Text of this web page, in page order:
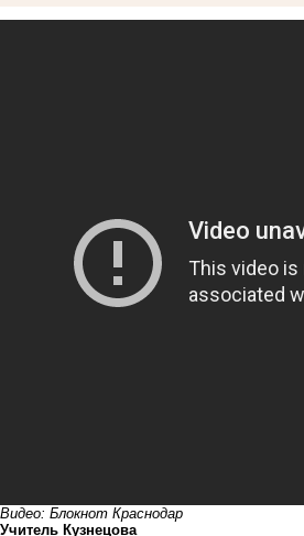
Видео: Блокнот Краснодар
Учитель Кузнецова